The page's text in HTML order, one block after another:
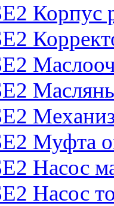
Корпус
Муфта
Насос
Насос